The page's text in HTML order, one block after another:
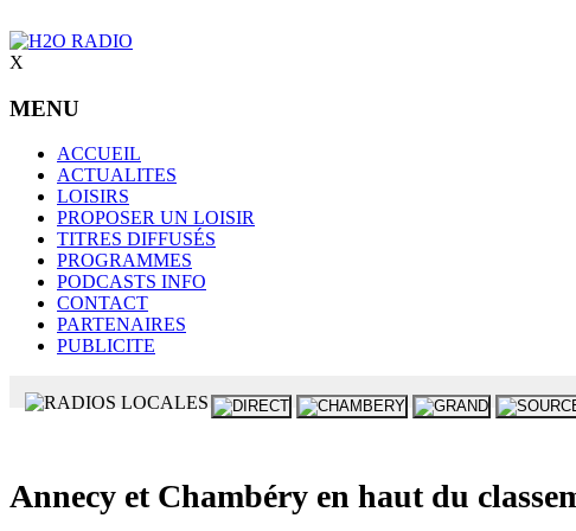
X
MENU
ACCUEIL
ACTUALITES
LOISIRS
PROPOSER UN LOISIR
TITRES DIFFUSÉS
PROGRAMMES
PODCASTS INFO
CONTACT
PARTENAIRES
PUBLICITE
Annecy et Chambéry en haut du